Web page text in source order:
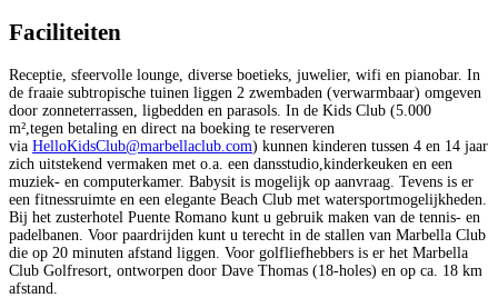
Faciliteiten
Receptie, sfeervolle lounge, diverse boetieks, juwelier, wifi en pianobar. In
de fraaie subtropische tuinen liggen 2 zwembaden (verwarmbaar) omgeven
door zonneterrassen, ligbedden en parasols. In de Kids Club (5.000
m²,tegen betaling en direct na boeking te reserveren
via HelloKidsClub@marbellaclub.com) kunnen kinderen tussen 4 en 14 jaar
zich uitstekend vermaken met o.a. een dansstudio,kinderkeuken en een
muziek- en computerkamer. Babysit is mogelijk op aanvraag. Tevens is er
een fitnessruimte en een elegante Beach Club met watersportmogelijkheden.
Bij het zusterhotel Puente Romano kunt u gebruik maken van de tennis- en
padelbanen. Voor paardrijden kunt u terecht in de stallen van Marbella Club
die op 20 minuten afstand liggen. Voor golfliefhebbers is er het Marbella
Club Golfresort, ontworpen door Dave Thomas (18-holes) en op ca. 18 km
afstand.